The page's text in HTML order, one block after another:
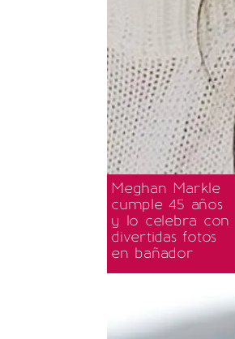
Meghan Markle
cumple 45 años
y lo celebra con
divertidas fotos
en bañador